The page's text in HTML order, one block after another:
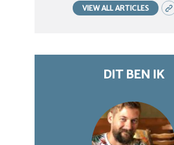
VIEW ALL ARTICLES
DIT BEN IK